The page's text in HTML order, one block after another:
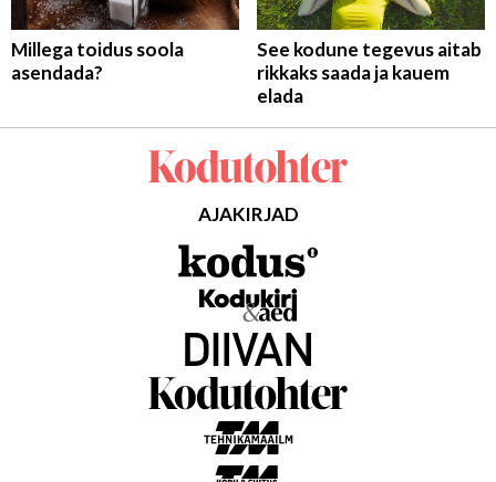
Millega toidus soola
asendada?
See kodune tegevus aitab
rikkaks saada ja kauem
elada
AJAKIRJAD